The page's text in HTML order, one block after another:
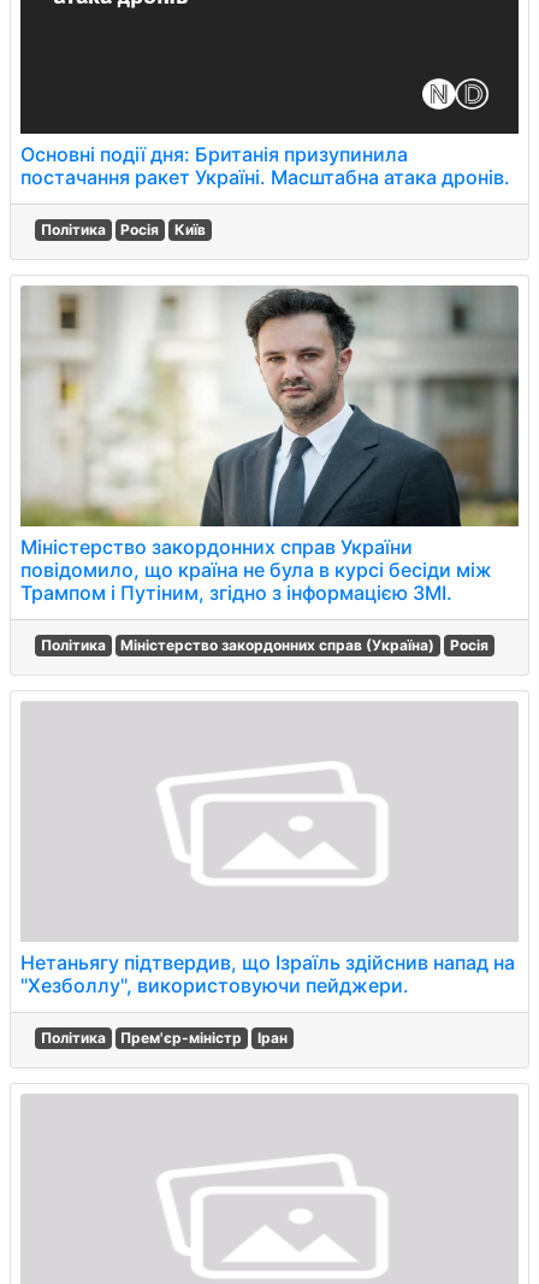
Основні події дня: Британія призупинила
постачання ракет Україні. Масштабна атака дронів.
Політика Росія Київ
Міністерство закордонних справ України
повідомило, що країна не була в курсі бесіди між
Трампом і Путіним, згідно з інформацією ЗМІ.
Політика Міністерство закордонних справ (Україна) Росія
Нетаньягу підтвердив, що Ізраїль здійснив напад на
"Хезболлу", використовуючи пейджери.
Політика Прем'єр-міністр Іран